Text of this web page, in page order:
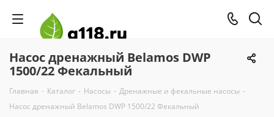
Насос дренажный Belamos DWP
1500/22 Фекальный
Главная - Каталог - Насосы - Дренажные и фекальные насосы -
Насос дренажный Belamos DWP 1500/22 Фекальный